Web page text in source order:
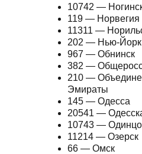
10742 —
119 — Норвегия
11311 —
202 — Нью-Йорк
967 — Обнинск
382 —
210 —
Эмираты
145 — Одесса
20541 —
10743 —
11214 — Озерск
66 — Омск